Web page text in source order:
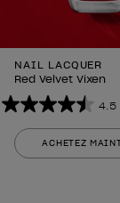
NAIL LACQUER
Red Velvet Vixen
4.5
4.5
sur
5
ACHETEZ